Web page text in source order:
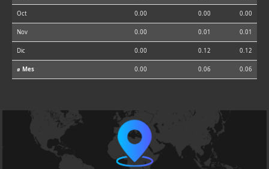
Oct 0.00 0.00 0.00
Nov 0.00 0.01 0.01
Dic 0.00 0.12 0.12
⌀ Mes 0.00 0.06 0.06